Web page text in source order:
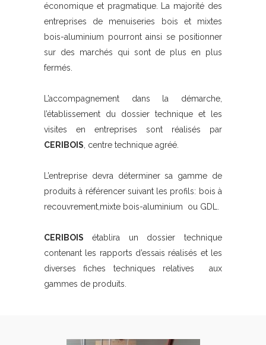
économique et pragmatique. La majorité des
entreprises de menuiseries bois et mixtes
bois-aluminium pourront ainsi se positionner
sur des marchés qui sont de plus en plus
fermés.
L’accompagnement dans la démarche,
l’établissement du dossier technique et les
visites en entreprises sont réalisés par
CERIBOIS , centre technique agréé.
L’entreprise devra déterminer sa gamme de
produits à référencer suivant les profils: bois à
recouvrement,mixte bois-aluminium ou GDL.
CERIBOIS
établira un dossier technique
contenant les rapports d’essais réalisés et les
diverses fiches techniques relatives aux
gammes de produits.